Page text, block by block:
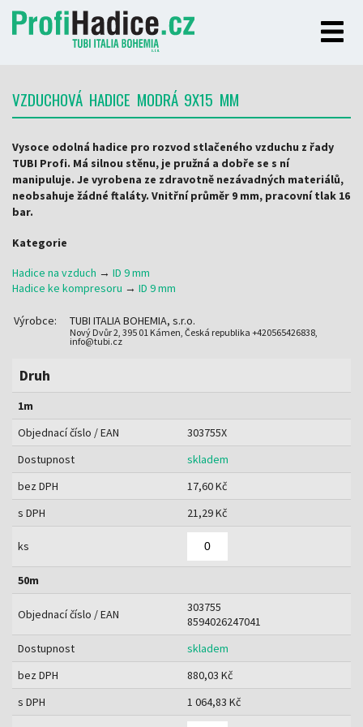
VZDUCHOVÁ HADICE MODRÁ 9X15 MM
Vysoce odolná hadice pro rozvod stlačeného vzduchu z řady
TUBI Profi. Má silnou stěnu, je pružná a dobře se s ní
manipuluje. Je vyrobena ze zdravotně nezávadných materiálů,
neobsahuje žádné ftaláty. Vnitřní průměr 9 mm, pracovní tlak 16
bar.
Kategorie
Hadice na vzduch → ID 9 mm
Hadice ke kompresoru → ID 9 mm
Výrobce: TUBI ITALIA BOHEMIA, s.r.o.
Nový Dvůr 2, 395 01 Kámen, Česká republika +420565426838,
info@tubi.cz
Druh
1m
Objednací číslo / EAN
303755X
Dostupnost
skladem
bez DPH
17,60 Kč
s DPH
21,29 Kč
ks
50m
Objednací číslo / EAN
303755
8594026247041
Dostupnost
skladem
bez DPH
880,03 Kč
s DPH
1 064,83 Kč